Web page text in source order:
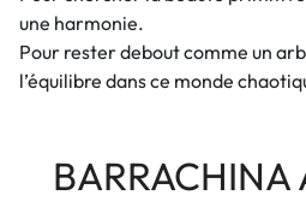
une harmonie.
Pour rester debout comme un
l’équilibre dans ce monde
BARRACHINA